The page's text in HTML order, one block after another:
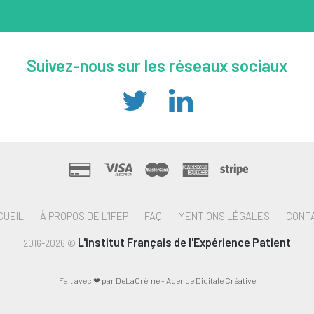
Suivez-nous sur les réseaux sociaux
À PROPOS DE L’IFEP FAQ MENTIONS LÉGALES
2016-2026 © L'institut Français de l'Expérience Patient
Fait avec ❤ par DeLaCrème - Agence Digitale Créative